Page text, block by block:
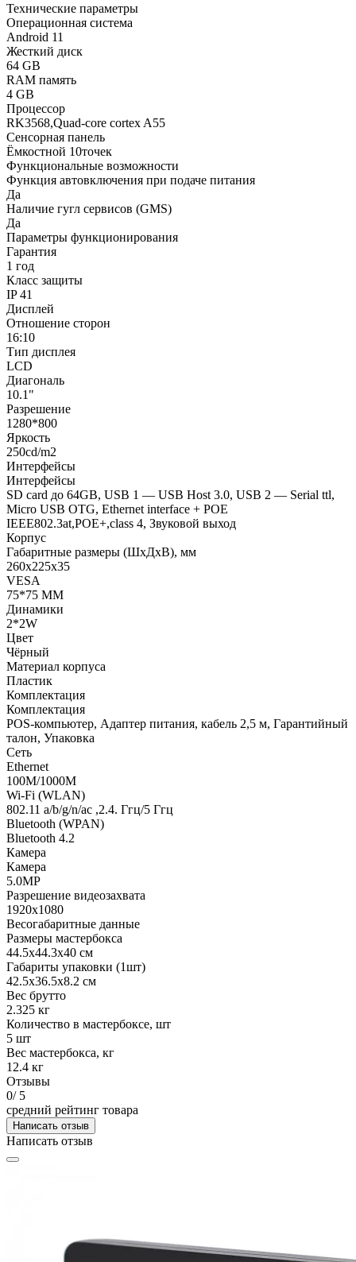
Технические параметры
Операционная система
Android 11
Жесткий диск
64 GB
RAM память
4 GB
Процессор
RK3568,Quad-core cortex A55
Сенсорная панель
Ёмкостной 10точек
Функциональные возможности
Функция автовключения при подаче питания
Да
Наличие гугл сервисов (GMS)
Да
Параметры функционирования
Гарантия
1 год
Класс защиты
IP 41
Дисплей
Отношение сторон
16:10
Тип дисплея
LCD
Диагональ
10.1"
Разрешение
1280*800
Яркость
250cd/m2
Интерфейсы
Интерфейсы
SD card до 64GB, USB 1 — USB Host 3.0, USB 2 — Serial ttl,
Micro USB OTG, Ethernet interface + POE
IEEE802.3at,POE+,class 4, Звуковой выход
Корпус
Габаритные размеры (ШхДхВ), мм
260х225х35
VESA
75*75 MM
Динамики
2*2W
Цвет
Чёрный
Материал корпуса
Пластик
Комплектация
Комплектация
POS-компьютер, Адаптер питания, кабель 2,5 м, Гарантийный
талон, Упаковка
Сеть
Ethernet
100M/1000M
Wi-Fi (WLAN)
802.11 a/b/g/n/ac ,2.4. Ггц/5 Ггц
Bluetooth (WPAN)
Bluetooth 4.2
Камера
Камера
5.0MP
Разрешение видеозахвата
1920х1080
Весогабаритные данные
Размеры мастербокса
44.5х44.3х40 см
Габариты упаковки (1шт)
42.5х36.5х8.2 см
Вес брутто
2.325 кг
Количество в мастербоксе, шт
5 шт
Вес мастербокса, кг
12.4 кг
Отзывы
0/ 5
средний рейтинг товара
Написать отзыв
Написать отзыв